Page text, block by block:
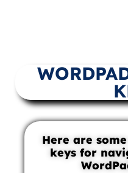
Here are
keys for